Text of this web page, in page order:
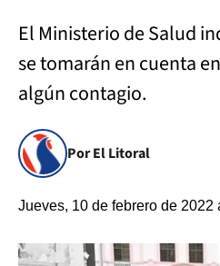
El Ministerio de Salud
se tomarán en cuenta
algún contagio.
Por El Litoral
Jueves, 10 de febrero de 2022